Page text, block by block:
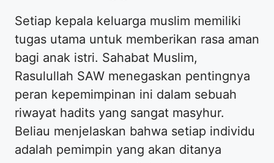
Setiap kepala keluarga muslim memiliki
tugas utama untuk memberikan rasa aman
bagi anak istri. Sahabat Muslim,
Rasulullah SAW menegaskan pentingnya
peran kepemimpinan ini dalam sebuah
riwayat hadits yang sangat masyhur.
Beliau menjelaskan bahwa setiap individu
adalah pemimpin yang akan ditanya